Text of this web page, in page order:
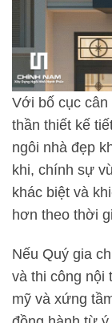
Với bố cục
thần thiết kế
ngôi nhà đẹp
khi, chính sự
khác biệt và
hơn theo thời
Nếu Quý gia
và thi công nội
mỹ và xứng